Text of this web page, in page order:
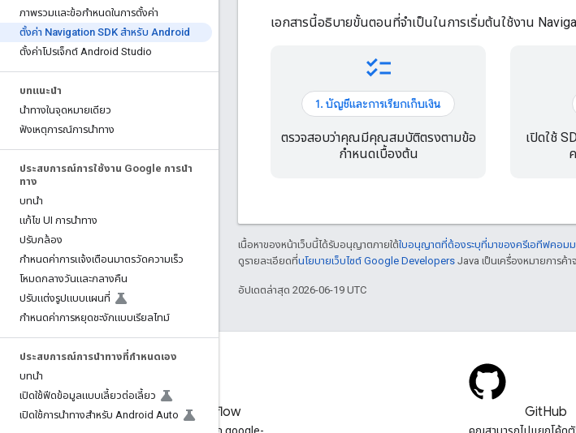
ภาพรวมและข้อกำหนดในการตั้งค่า
ตั้งค่า Navigation SDK สำหรับ Android
ตั้งค่าโปรเจ็กต์ Android Studio
บทแนะนำ
นําทางในจุดหมายเดียว
ฟังเหตุการณ์การนําทาง
ประสบการณ์การใช้งาน Google การนํา
ทาง
บทนำ
แก้ไข UI การนําทาง
ปรับกล้อง
กําหนดค่าการแจ้งเตือนมาตรวัดความเร็ว
โหมดกลางวันและกลางคืน
ปรับแต่งรูปแบบแผนที่
กำหนดค่าการหยุดชะงักแบบเรียลไทม์
ประสบการณ์การนําทางที่กําหนดเอง
บทนำ
เปิดใช้ฟีดข้อมูลแบบเลี้ยวต่อเลี้ยว
เปิดใช้การนําทางสําหรับ Android Auto
เอกสารนี้อธิบายขั้นตอนที่จำเป็นในการเริ่มต้นใช้งาน
checklist
1. บัญชีและการเรียกเก็บเงิน
ตรวจสอบว่าคุณมีคุณสมบัติตรงตามข้อ
กำหนดเบื้องต้น
เปิดใช้
เนื้อหาของหน้าเว็บนี้ได้รับอนุญาตภายใต้ใบอนุญาตที่ต้องระบุที่มาของครีเอทีฟคอม
ดูรายละเอียดที่นโยบายเว็บไซต์ Google Developers Java เป็นเครื่องหมายการค้
อัปเดตล่าสุด 2026-06-19 UTC
Stack Overflow GitHub